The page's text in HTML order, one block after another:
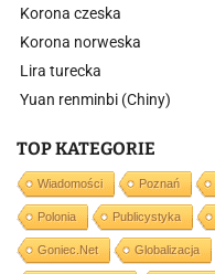
Korona czeska
Korona norweska
Lira turecka
Yuan renminbi (Chiny)
TOP KATEGORIE
Wiadomości Poznań
Polonia Publicystyka
Goniec.net Globalizacja